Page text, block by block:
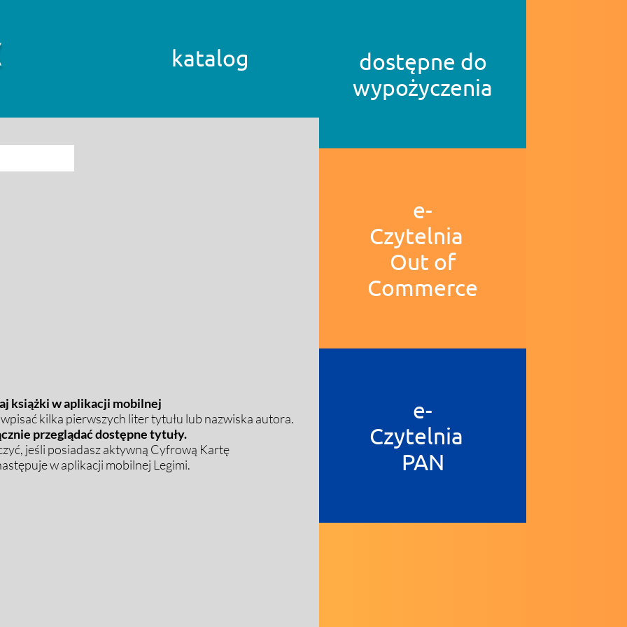
katalog
książki w aplikacji mobilnej
kilka pierwszych liter tytułu lub nazwiska autora.
przeglądać dostępne tytuły.
jeśli posiadasz aktywną Cyfrową Kartę
w aplikacji mobilnej Legimi.
dostępne do
wypożyczenia
e-
Czytelnia
Out of
Commerce
e-
Czytelnia
PAN